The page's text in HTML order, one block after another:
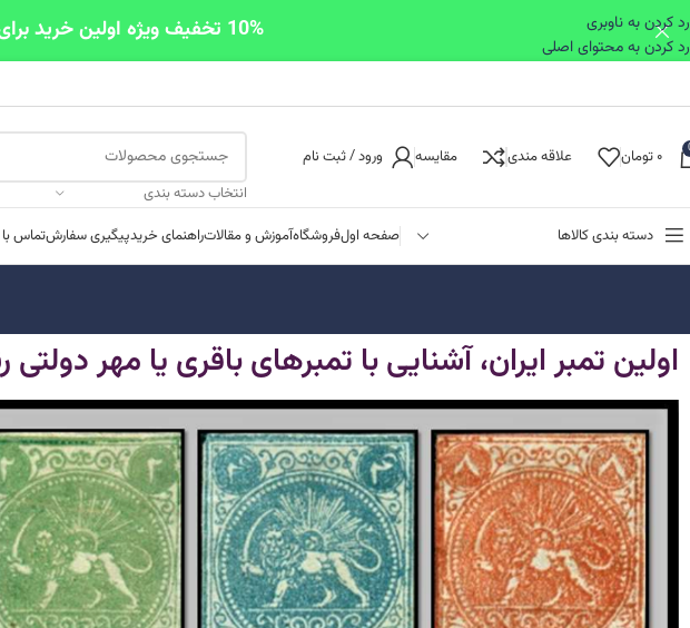
رد کردن به ناوبری
رد کردن به محتوای اصلی
۰ تومان علاقه مندی مقایسه
ورود / ثبت نام
انتخاب دسته بندی
دسته بندی کالاها
صفحه اولفروشگاهآموزش و مقالاتراهنمای خریدپیگیری سفارشتماس با
اولین تمبر ایران، آشنایی با تمبرهای باقری یا مهر دولتی
10% تخفیف ویژه اولین خرید برای خریدهای بالای یک میلیون تومان با کد first10